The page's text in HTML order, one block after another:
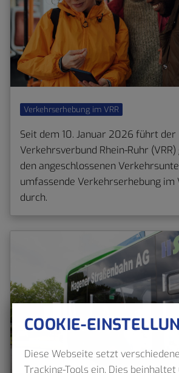
Verkehrserhebung im VRR
Seit dem 10. Januar 2026 führt der
Verkehrsverbund Rhein-Ruhr
den angeschlossenen
umfassende Verkehrserhebung im
durch.
COOKIE-
Diese Webseite setzt
Tracking-Tools ein. Dies beinhaltet